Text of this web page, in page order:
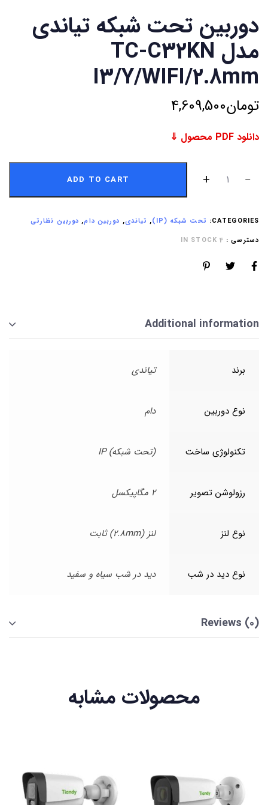
دوربین تحت شبکه تیاندی
مدل TC-C32KN
I3/Y/WIFI/2.8mm
تومان4,609,500
دانلود PDF محصول ⇓
ADD TO CART
CATEGORIES: تحت شبکه (IP) , تیاندی, دوربین دام, دوربین نظارتی
دسترسی : 4 IN STOCK
Additional information
برند تیاندی
نوع دوربین دام
تکنولوژی ساخت (تحت شبکه) IP
رزولوشن تصویر 2 مگاپیکسل
نوع لنز لنز (2.8mm) ثابت
نوع دید در شب دید در شب سیاه و سفید
Reviews (0)
محصولات مشابه